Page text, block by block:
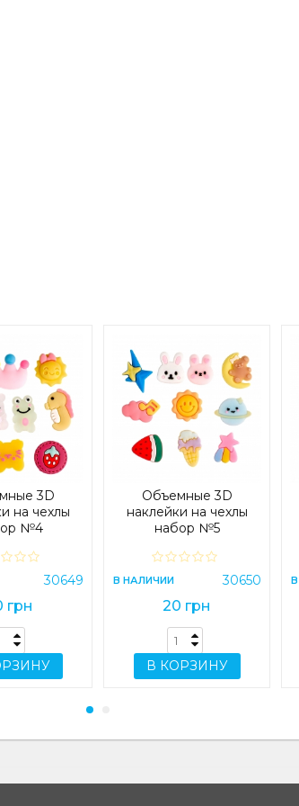
3D
на чехлы
№4
30649
грн
Объемные 3D
наклейки на чехлы
набор №5
В НАЛИЧИИ 30650
20 грн
В КОРЗИНУ